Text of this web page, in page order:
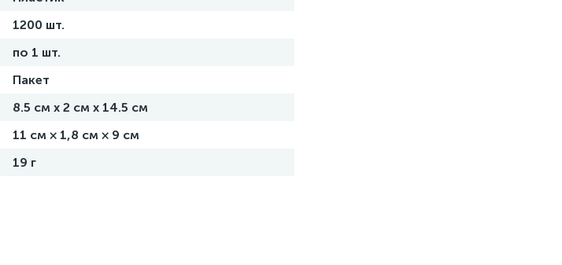
1200 шт.
по 1 шт.
Пакет
8.5 см х 2 см х 14.5 см
11 см × 1,8 см × 9 см
19 г